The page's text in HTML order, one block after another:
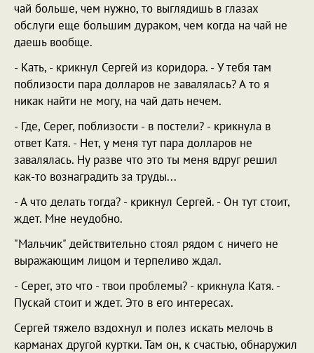
чай больше, чем нужно, то выглядишь в глазах
обслуги еще большим дураком, чем когда на чай не
даешь вообще.
- Кать, - крикнул Сергей из коридора. - У тебя там
поблизости пара долларов не завалялась? А то я
никак найти не могу, на чай дать нечем.
- Где, Серег, поблизости - в постели? - крикнула в
ответ Катя. - Нет, у меня тут пара долларов не
завалялась. Ну разве что это ты меня вдруг решил
как-то вознаградить за труды...
- А что делать тогда? - крикнул Сергей. - Он тут стоит,
ждет. Мне неудобно.
"Мальчик" действительно стоял рядом с ничего не
выражающим лицом и терпеливо ждал.
- Серег, это что - твои проблемы? - крикнула Катя. -
Пускай стоит и ждет. Это в его интересах.
Сергей тяжело вздохнул и полез искать мелочь в
карманах другой куртки. Там он, к счастью, обнаружил